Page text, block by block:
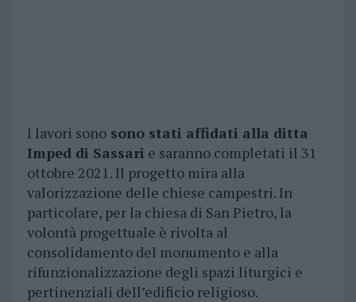
I lavori sonosono stati affidati alla ditta
Imped di Sassari e saranno completati il 31
ottobre 2021. Il progetto mira alla
valorizzazione delle chiese campestri. In
particolare, per la chiesa di San Pietro, la
volontà progettuale è rivolta al
consolidamento del monumento e alla
rifunzionalizzazione degli spazi liturgici e
pertinenziali dell’edificio religioso.